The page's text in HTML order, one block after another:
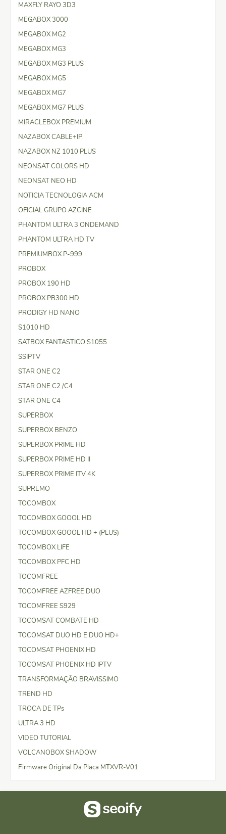
MAXFLY RAYO 3D3
MEGABOX 3000
MEGABOX MG2
MEGABOX MG3
MEGABOX MG3 PLUS
MEGABOX MG5
MEGABOX MG7
MEGABOX MG7 PLUS
MIRACLEBOX PREMIUM
NAZABOX CABLE+IP
NAZABOX NZ 1010 PLUS
NEONSAT COLORS HD
NEONSAT NEO HD
NOTICIA TECNOLOGIA ACM
OFICIAL GRUPO AZCINE
PHANTOM ULTRA 3 ONDEMAND
PHANTOM ULTRA HD TV
PREMIUMBOX P-999
PROBOX
PROBOX 190 HD
PROBOX PB300 HD
PRODIGY HD NANO
S1010 HD
SATBOX FANTASTICO S1055
SSIPTV
STAR ONE C2
STAR ONE C2 /C4
STAR ONE C4
SUPERBOX
SUPERBOX BENZO
SUPERBOX PRIME HD
SUPERBOX PRIME HD II
SUPERBOX PRIME ITV 4K
SUPREMO
TOCOMBOX
TOCOMBOX GOOOL HD
TOCOMBOX GOOOL HD + (PLUS)
TOCOMBOX LIFE
TOCOMBOX PFC HD
TOCOMFREE
TOCOMFREE AZFREE DUO
TOCOMFREE S929
TOCOMSAT COMBATE HD
TOCOMSAT DUO HD E DUO HD+
TOCOMSAT PHOENIX HD
TOCOMSAT PHOENIX HD IPTV
TRANSFORMAÇÃO BRAVISSIMO
TREND HD
TROCA DE TPs
ULTRA 3 HD
VIDEO TUTORIAL
VOLCANOBOX SHADOW
Firmware Original Da Placa MTXVR-V01